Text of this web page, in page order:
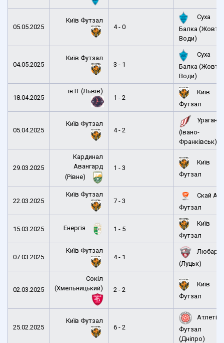
05.05.2025
Київ Футзал
4 - 0
Суха
Балка (Жовті
Води)
04.05.2025
Київ Футзал
3 - 1
Суха
Балка (Жовті
Води)
18.04.2025
ін.ІТ (Львів)
1 - 2
Київ
Футзал
05.04.2025
Київ Футзал
4 - 2
Ураган
(Івано-
Франківськ)
29.03.2025
Кардинал
Авангард
(Рівне)
1 - 3
Київ
Футзал
22.03.2025
Київ Футзал
7 - 3
Скай Ап
Футзал
15.03.2025 Енергія 1 - 5
Київ
Футзал
07.03.2025
Київ Футзал
4 - 1
Любарт
(Луцьк)
02.03.2025
Сокіл
(Хмельницький)
2 - 2
Київ
Футзал
25.02.2025
Київ Футзал
6 - 2
Атлетік
Футзал
(Дніпро)